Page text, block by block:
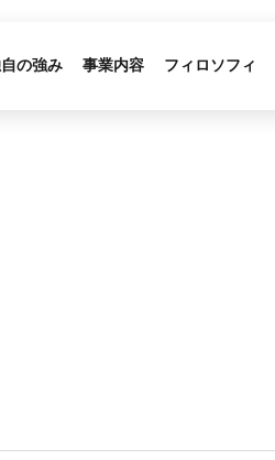
の強み 事業内容 フィロソフィ